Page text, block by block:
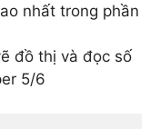
nhất trong phần
đồ thị và đọc số
5/6